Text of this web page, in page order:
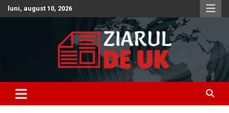
Skip
to
luni, august 10, 2026
Anunturi UK – Stiri UK – Ziarul
de UK – Ziar Romanesc UK –
Anunturi – Stiri – Informatii Utile